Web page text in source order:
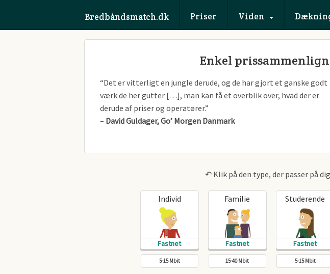
Bredbåndsmatch.dk Priser Viden
Enkel
“Det er vitterligt en jungle derude, og de har gjort et ganske godt
værk de her gutter […], man kan få et overblik over, hvad der er
derude af priser og operatører.”
– David Guldager, Go’ Morgen Danmark
↶ Klik på den type, der passer på
5-15 Mbit 15-40 Mbit 5-15 Mbit